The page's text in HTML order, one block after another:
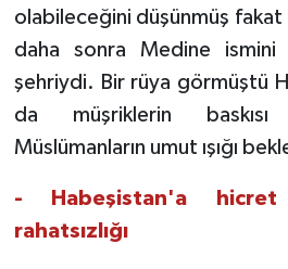
olabileceğini düşünmüş fakat
daha sonra Medine ismini
şehriydi. Bir rüya görmüştü
da müşriklerin
Müslümanların umut ışığı
- Habeşistan'a
rahatsızlığı
Bingöl Müftülüğü
Bitlis Müftülüğü
Bolu Müftülüğü
Bursa Müftülüğü
Aile
Sağlık
Makaleler
Duyurular